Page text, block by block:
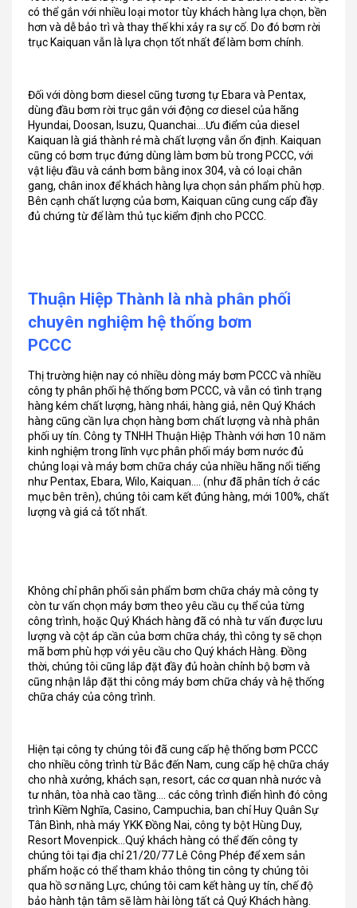
có thể gắn với nhiều loại motor tùy khách hàng lựa chọn, bền
hơn và dễ bảo trì và thay thế khi xảy ra sự cố. Do đó bơm rời
trục Kaiquan vẫn là lựa chọn tốt nhất để làm bơm chính.
Đối với dòng bơm diesel cũng tương tự Ebara và Pentax,
dùng đầu bơm rời trục gắn với động cơ diesel của hãng
Hyundai, Doosan, Isuzu, Quanchai….Ưu điểm của diesel
Kaiquan là giá thành rẻ mà chất lượng vẫn ổn định. Kaiquan
cũng có bơm trục đứng dùng làm bơm bù trong PCCC, với
vật liệu đầu và cánh bơm bằng inox 304, và có loại chân
gang, chân inox để khách hàng lựa chọn sản phẩm phù hợp.
Bên cạnh chất lượng của bơm, Kaiquan cũng cung cấp đầy
đủ chứng từ để làm thủ tục kiểm định cho PCCC.
Thuận Hiệp Thành là nhà phân phối
chuyên nghiệm hệ thống bơm
PCCC
Thị trường hiện nay có nhiều dòng máy bơm PCCC và nhiều
công ty phân phối hệ thống bơm PCCC, và vẫn có tình trạng
hàng kém chất lượng, hàng nhái, hàng giả, nên Quý Khách
hàng cũng cần lựa chọn hàng bơm chất lượng và nhà phân
phối uy tín. Công ty TNHH Thuận Hiệp Thành với hơn 10 năm
kinh nghiệm trong lĩnh vực phân phối máy bơm nước đủ
chủng loại và máy bơm chữa cháy của nhiều hãng nổi tiếng
như Pentax, Ebara, Wilo, Kaiquan…. (như đã phân tích ở các
mục bên trên), chúng tôi cam kết đúng hàng, mới 100%, chất
lượng và giá cả tốt nhất.
Không chỉ phân phối sản phẩm bơm chữa cháy mà công ty
còn tư vấn chọn máy bơm theo yêu cầu cụ thể của từng
công trình, hoặc Quý Khách hàng đã có nhà tư vấn được lưu
lượng và cột áp cần của bơm chữa cháy, thì công ty sẽ chọn
mã bơm phù hợp với yêu cầu cho Quý khách Hàng. Đồng
thời, chúng tôi cũng lắp đặt đầy đủ hoàn chỉnh bộ bơm và
cũng nhận lắp đặt thi công máy bơm chữa cháy và hệ thống
chữa cháy của công trình.
Hiện tại công ty chúng tôi đã cung cấp hệ thống bơm PCCC
cho nhiều công trình từ Bắc đến Nam, cung cấp hệ chữa cháy
cho nhà xưởng, khách sạn, resort, các cơ quan nhà nước và
tư nhân, tòa nhà cao tầng…. các công trình điển hình đó công
trình Kiềm Nghĩa, Casino, Campuchia, ban chỉ Huy Quân Sự
Tân Bình, nhà máy YKK Đồng Nai, công ty bột Hùng Duy,
Resort Movenpick…Quý khách hàng có thể đến công ty
chúng tôi tại địa chỉ 21/20/77 Lê Công Phép để xem sản
phẩm hoặc có thể tham khảo thông tin công ty chúng tôi
qua hồ sơ năng Lực, chúng tôi cam kết hàng uy tín, chế độ
bảo hành tận tâm sẽ làm hài lòng tất cả Quý Khách hàng.